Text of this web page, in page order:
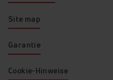
Site map
Garantie
Cookie-Hinweise